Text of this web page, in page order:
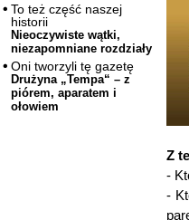
To też część naszej
historii
Nieoczywiste wątki,
niezapomniane rozdziały
Oni tworzyli tę gazetę
Drużyna „Tempa“ – z
piórem, aparatem i
ołowiem
Z
-
-